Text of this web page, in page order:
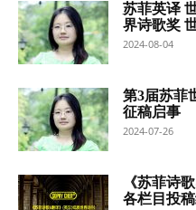
苏菲英译
界诗歌奖
2024-08-04
第3届苏菲
征稿启事
2024-07-26
《苏菲诗
各栏目投